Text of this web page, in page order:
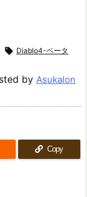
 Diablo4-ベータ
by Asukalon
Copy